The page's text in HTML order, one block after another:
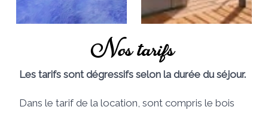
Nos tarifs
Les tarifs sont dégressifs selon la durée du séjour.
Dans le tarif de la location, sont compris le bois